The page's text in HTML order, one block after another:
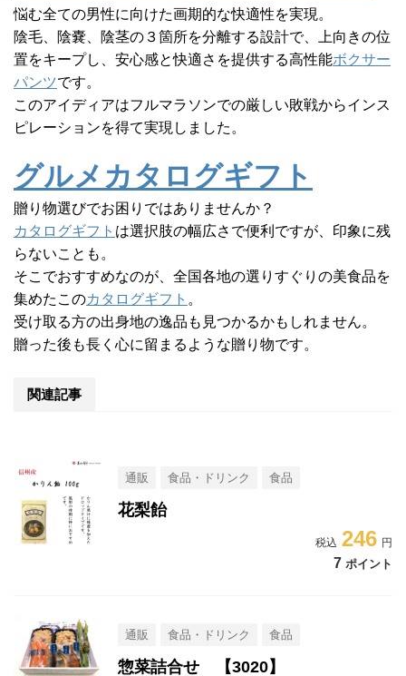
悩む全ての男性に向けた画期的な快適性を実現。
陰毛、陰嚢、陰茎の３箇所を分離する設計で、上向きの位
置をキープし、安心感と快適さを提供する高性能ボクサー
パンツです。
このアイディアはフルマラソンでの厳しい敗戦からインス
ピレーションを得て実現しました。
グルメカタログギフト
贈り物選びでお困りではありませんか？
カタログギフト は選択肢の幅広さで便利ですが、印象に残
らないことも。
そこでおすすめなのが、全国各地の選りすぐりの美食品を
集めたこのカタログギフト 。
受け取る方の出身地の逸品も見つかるかもしれません。
贈った後も長く心に留まるような贈り物です。
関連記事
通販 食品・ドリンク 食品
花梨飴
246
7 ポイント
通販 食品・ドリンク 食品
惣菜詰合せ 【3020】